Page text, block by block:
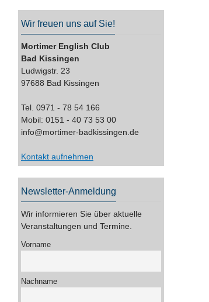
Wir freuen uns auf Sie!
Mortimer English Club
Bad Kissingen
Ludwigstr. 23
97688 Bad Kissingen
Tel. 0971 - 78 54 166
Mobil: 0151 - 40 73 53 00
info@mortimer-badkissingen.de
Kontakt aufnehmen
Newsletter-Anmeldung
Wir informieren Sie über aktuelle
Veranstaltungen und Termine.
Vorname
Nachname